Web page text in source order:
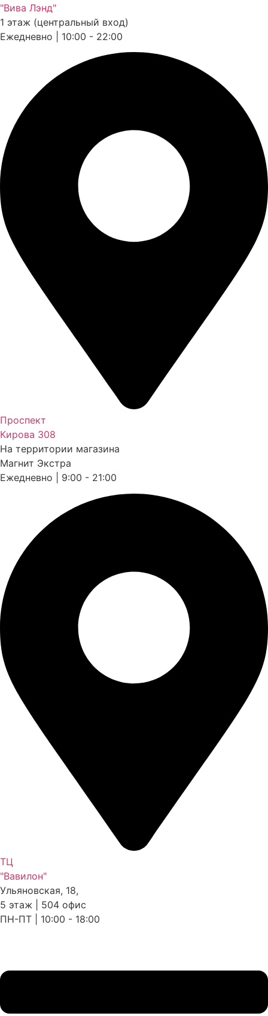
"Вива Лэнд"
1 этаж (центральный вход)
Ежедневно | 10:00 - 22:00
Проспект
Кирова 308
На территории магазина
Магнит Экстра
Ежедневно | 9:00 - 21:00
ТЦ
"Вавилон"
Ульяновская, 18,
5 этаж | 504 офис
ПН-ПТ | 10:00 - 18:00